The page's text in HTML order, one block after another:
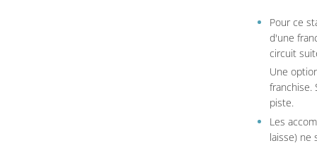
Pour ce
d'une
circuit
Une
franchise.
piste.
Les
laisse) ne